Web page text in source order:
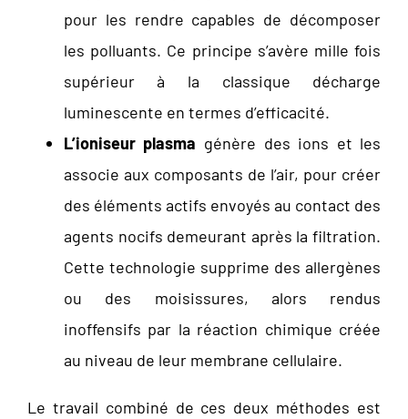
pour les rendre capables de décomposer
les polluants. Ce principe s’avère mille fois
supérieur à la classique décharge
luminescente en termes d’efficacité.
L’ioniseur plasma génère des ions et les
associe aux composants de l’air, pour créer
des éléments actifs envoyés au contact des
agents nocifs demeurant après la filtration.
Cette technologie supprime des allergènes
ou des moisissures, alors rendus
inoffensifs par la réaction chimique créée
au niveau de leur membrane cellulaire.
Le travail combiné de ces deux méthodes est